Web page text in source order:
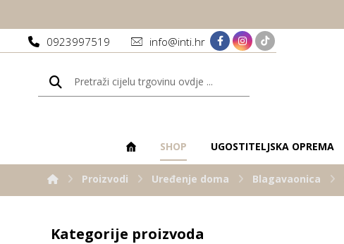
0923997519 info@inti.hr
SHOP UGOSTITELJSKA OPREMA
Proizvodi Uređenje doma Blagavaonica
Kategorije proizvoda